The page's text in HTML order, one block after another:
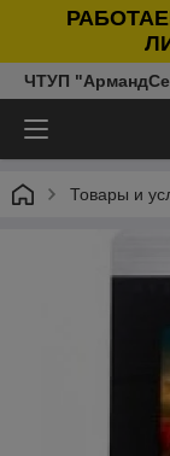
ЧТУП
Товары и